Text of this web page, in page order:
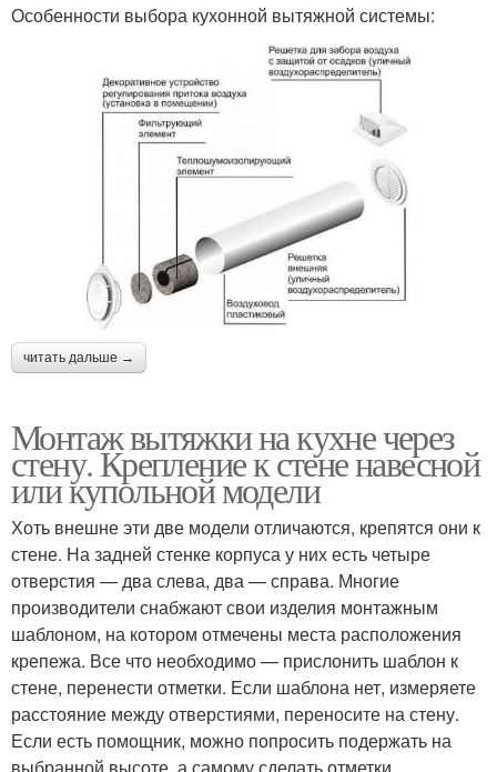
Особенности выбора кухонной вытяжной системы:
читать дальше →
Монтаж вытяжки на кухне через
стену. Крепление к стене навесной
или купольной модели
Хоть внешне эти две модели отличаются, крепятся они к
стене. На задней стенке корпуса у них есть четыре
отверстия — два слева, два — справа. Многие
производители снабжают свои изделия монтажным
шаблоном, на котором отмечены места расположения
крепежа. Все что необходимо — прислонить шаблон к
стене, перенести отметки. Если шаблона нет, измеряете
расстояние между отверстиями, переносите на стену.
Если есть помощник, можно попросить подержать на
выбранной высоте, а самому сделать отметки.